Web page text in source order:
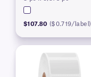
$107.80 ($0.719/label)